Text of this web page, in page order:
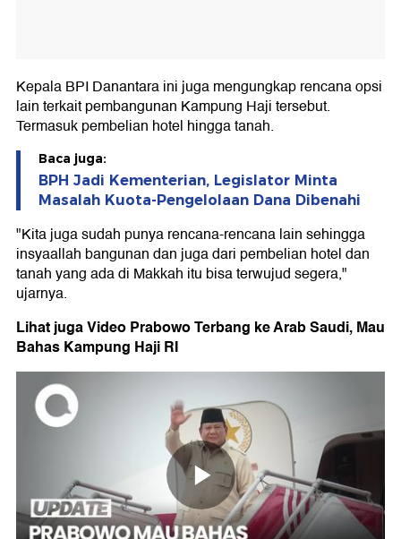
Kepala BPI Danantara ini juga mengungkap rencana opsi
lain terkait pembangunan Kampung Haji tersebut.
Termasuk pembelian hotel hingga tanah.
Baca juga:
BPH Jadi Kementerian, Legislator Minta
Masalah Kuota-Pengelolaan Dana Dibenahi
"Kita juga sudah punya rencana-rencana lain sehingga
insyaallah bangunan dan juga dari pembelian hotel dan
tanah yang ada di Makkah itu bisa terwujud segera,"
ujarnya.
Lihat juga Video Prabowo Terbang ke Arab Saudi, Mau
Bahas Kampung Haji RI